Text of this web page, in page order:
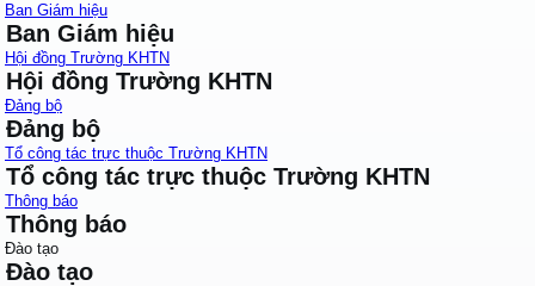
Ban Giám hiệu
Ban Giám hiệu
Hội đồng Trường KHTN
Hội đồng Trường KHTN
Đảng bộ
Đảng bộ
Tổ công tác trực thuộc Trường KHTN
Tổ công tác trực thuộc Trường KHTN
Thông báo
Thông báo
Đào tạo
Đào tạo